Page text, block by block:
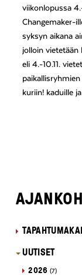
viikonlopussa
Changemaker-
syksyn aikana
jolloin vietetään
eli 4.-10.11.
kuriin! kaduille
UUTISET
2026 (7)